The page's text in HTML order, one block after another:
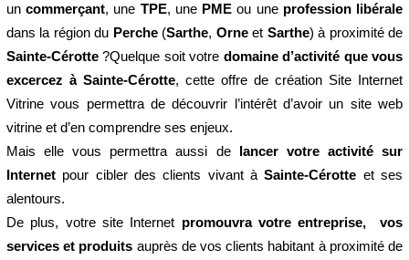
uncommerçant, une TPE, une PME ou une profession libérale
dans la région du Perche(Sarthe, Orneet Sarthe) à proximité de
Sainte-Cérotte ?Quelque soit votre domaine d’activité que vous
excercez à Sainte-Cérotte, cette offre de création Site Internet
Vitrine vous permettra de découvrir l’intérêt d’avoir un site web
vitrine et d’en comprendre ses enjeux.
Mais elle vous permettra aussi de lancer votre activité sur
Internet pour cibler des clients vivant àSainte-Cérotte et ses
alentours.
De plus, votre site Internet promouvra votre entreprise, vos
services et produits auprès de vos clients habitant à proximité de